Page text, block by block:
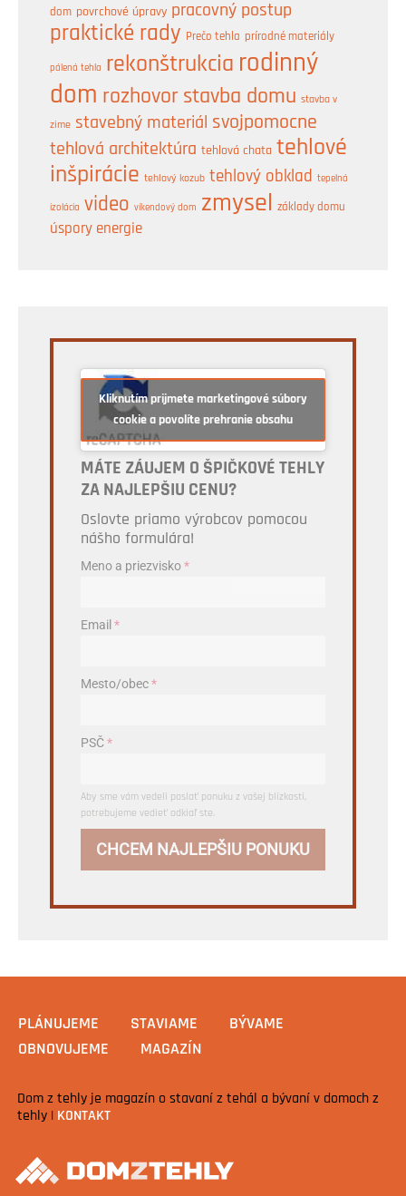
dom povrchové úpravy pracovný postup
praktické rady Prečo tehla prírodné materiály
pálená tehla rekonštrukcia rodinný
dom rozhovor stavba domu stavba v
zime stavebný materiál svojpomocne
tehlová architektúra tehlová chata tehlové
inšpirácie tehlový kozub tehlový obklad tepelná
izolácia video víkendový dom zmysel základy domu
úspory energie
Kliknutím prijmete marketingové súbory
cookie a povolíte prehranie obsahu
MÁTE ZÁUJEM O ŠPIČKOVÉ TEHLY
ZA NAJLEPŠIU CENU?
Oslovte priamo výrobcov pomocou
nášho formulára!
Meno a priezvisko*
Email*
Mesto/obec*
PSČ*
Aby sme vám vedeli poslať ponuku z vašej blízkosti,
potrebujeme vedieť odkiaľ ste.
CHCEM NAJLEPŠIU PONUKU
PLÁNUJEME STAVIAME
BÝVAME
OBNOVUJEME
MAGAZÍN
Dom z tehly je magazín o stavaní z tehál a bývaní v domoch z
tehly | KONTAKT